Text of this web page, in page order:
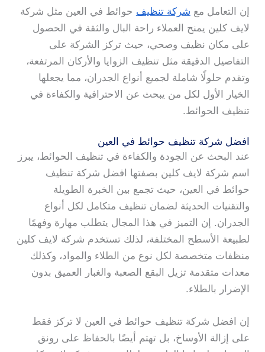
إن التعامل مع شركة تنظيف حوائط في العين مثل شركة
لايف كلين يمنح العملاء راحة البال والثقة في الحصول
على مكان نظيف وصحي، حيث تركز الشركة على
التفاصيل الدقيقة مثل تنظيف الزوايا والأركان المرتفعة،
وتقدم حلولًا شاملة لجميع أنواع الجدران، مما يجعلها
الخيار الأول لكل من يبحث عن الاحترافية والكفاءة في
تنظيف الحوائط.
افضل شركة تنظيف حوائط في العين
عند البحث عن الجودة والكفاءة في تنظيف الحوائط، يبرز
اسم شركة لايف كلين بصفتها افضل شركة تنظيف
حوائط في العين، حيث تجمع بين الخبرة الطويلة
والتقنيات الحديثة لضمان تنظيف متكامل لكل أنواع
الجدران. إن التميز في هذا المجال يتطلب مهارة وفهمًا
لطبيعة الأسطح المختلفة، لذلك تستخدم شركة لايف كلين
منظفات متخصصة لكل نوع من الطلاء والمواد، وكذلك
معدات متقدمة تزيل البقع الصعبة والغبار العميق بدون
الإضرار بالطلاء.
إن افضل شركة تنظيف حوائط في العين لا تركز فقط
على إزالة الأوساخ، بل تهتم أيضًا بالحفاظ على رونق